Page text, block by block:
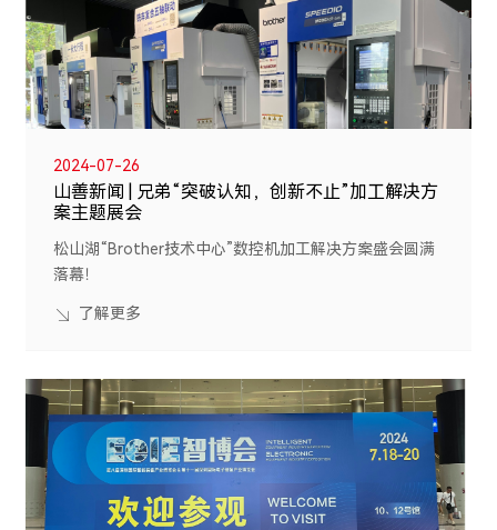
2024-07-26
山善新闻 | 兄弟“突破认知，创新不止”加工解决方
案主题展会
松山湖“Brother技术中心”数控机加工解决方案盛会圆满
落幕！
了解更多